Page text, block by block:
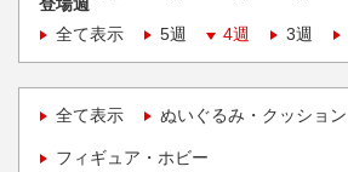
全て表示
5週 4週 3週
全て表示 ぬいぐるみ・クッション
フィギュア・ホビー